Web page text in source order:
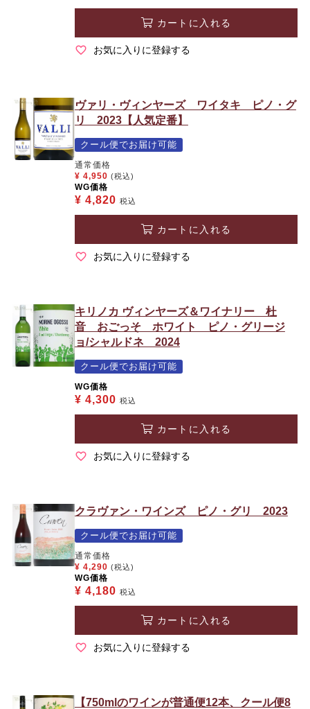
カートに入れる
お気に入りに登録する
ヴァリ・ヴィンヤーズ ワイタキ ピノ・グ
リ 2023【人気定番】
クール便でお届け可能
通常価格
¥ 4,950 (税込)
WG価格
¥ 4,820 税込
カートに入れる
お気に入りに登録する
キリノカ ヴィンヤーズ＆ワイナリー 杜
音 おごっそ ホワイト ピノ・グリージ
ョ/シャルドネ 2024
クール便でお届け可能
WG価格
¥ 4,300 税込
カートに入れる
お気に入りに登録する
クラヴァン・ワインズ ピノ・グリ 2023
クール便でお届け可能
通常価格
¥ 4,290 (税込)
WG価格
¥ 4,180 税込
カートに入れる
お気に入りに登録する
【750mlのワインが普通便12本、クール便8